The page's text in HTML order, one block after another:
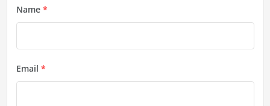
Name *
Email *